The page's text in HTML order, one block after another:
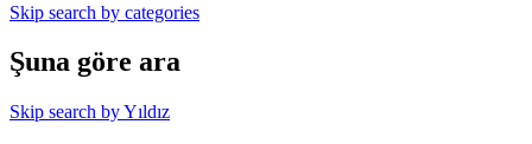
Skip search by categories
Şuna göre ara
Skip search by Yıldız